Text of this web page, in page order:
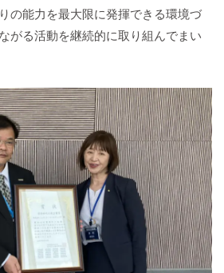
の能力を最大限に発揮できる環境づ
がる活動を継続的に取り組んでまい